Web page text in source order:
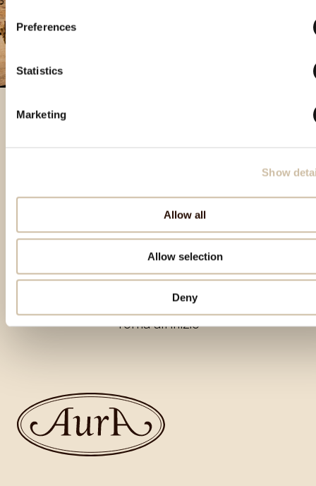
Preferences
Statistics
Marketing
Show
Allow all
Allow selection
Deny
Torna all'inizio